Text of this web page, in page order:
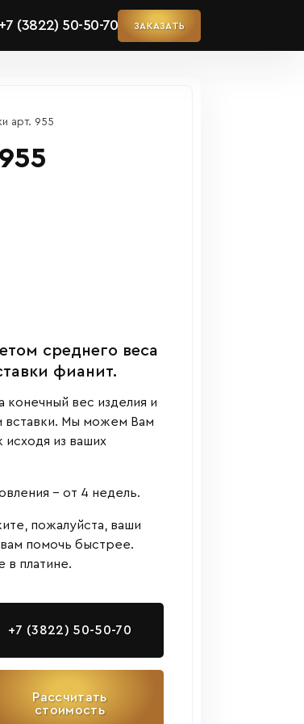
+7 (3822) 50-50-70 ЗАКАЗАТЬ
арт. 955
среднего веса
фианит.
конечный вес изделия и
вставки. Мы можем Вам
из ваших
- от 4 недель.
пожалуйста, ваши
помочь быстрее.
в платине.
+7 (3822) 50-50-70
Рассчитать
стоимость